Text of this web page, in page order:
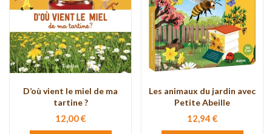
D’où vient le miel de ma
tartine ?
12,00 €
Les animaux du jardin avec
Petite Abeille
12,94 €